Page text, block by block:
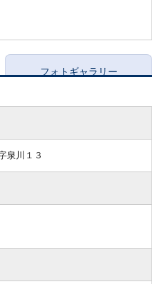
フォトギャラリー
泉川１３